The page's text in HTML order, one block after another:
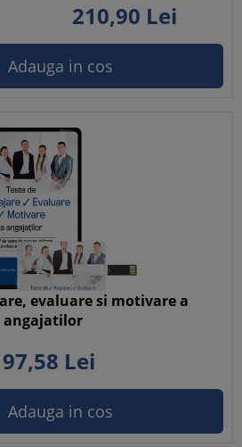
210,90 Lei
Adauga in cos
evaluare si motivare a
angajatilor
58 Lei
Adauga in cos